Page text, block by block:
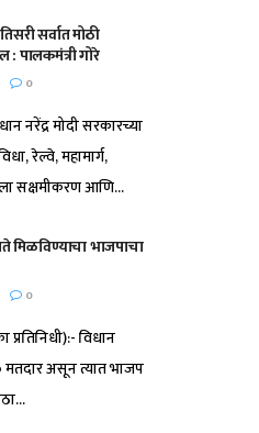
सर्वात मोठी
: पालकमंत्री गोरे
0
नरेंद्र मोदी सरकारच्या
रेल्वे, महामार्ग,
सक्षमीकरण आणि...
मिळविण्याचा भाजपाचा
0
प्रतिनिधी):- विधान
असून त्यात भाजप